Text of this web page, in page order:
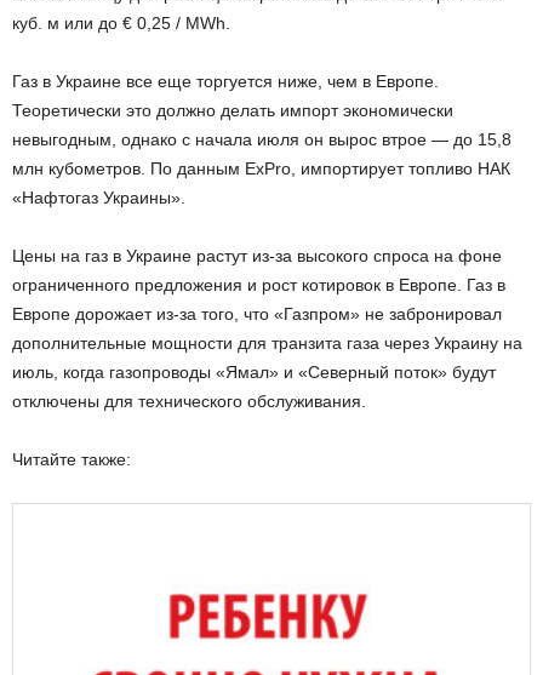
куб. м или до € 0,25 / MWh.
Газ в Украине все еще торгуется ниже, чем в Европе.
Теоретически это должно делать импорт экономически
невыгодным, однако с начала июля он вырос втрое — до 15,8
млн кубометров. По данным ExPro, импортирует топливо НАК
«Нафтогаз Украины».
Цены на газ в Украине растут из-за высокого спроса на фоне
ограниченного предложения и рост котировок в Европе. Газ в
Европе дорожает из-за того, что «Газпром» не забронировал
дополнительные мощности для транзита газа через Украину на
июль, когда газопроводы «Ямал» и «Северный поток» будут
отключены для технического обслуживания.
Читайте также: